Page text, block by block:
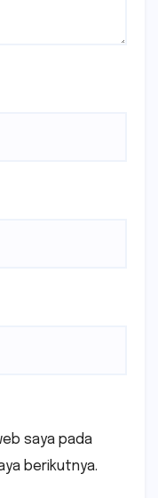
saya pada
berikutnya.